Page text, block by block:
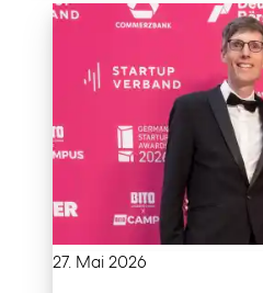
27. Mai 2026